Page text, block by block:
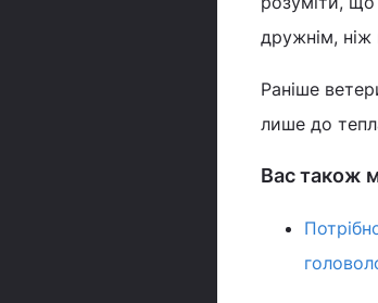
дружнім, ніж
Раніше
лише до
Вас також